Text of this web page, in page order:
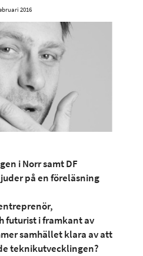
2016
i Norr samt DF
på en föreläsning
futurist i framkant av
samhället klara av att
teknikutvecklingen?